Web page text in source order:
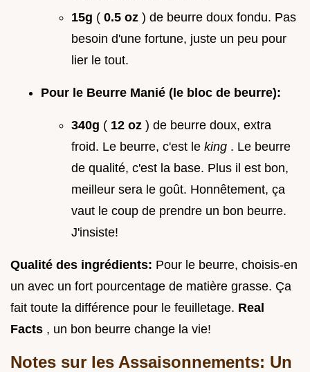
15g ( 0.5 oz ) de beurre doux fondu. Pas
besoin d'une fortune, juste un peu pour
lier le tout.
Pour le Beurre Manié (le bloc de beurre):
340g ( 12 oz ) de beurre doux, extra
froid. Le beurre, c'est le king . Le beurre
de qualité, c'est la base. Plus il est bon,
meilleur sera le goût. Honnêtement, ça
vaut le coup de prendre un bon beurre.
J'insiste!
Qualité des ingrédients: Pour le beurre, choisis-en
un avec un fort pourcentage de matière grasse. Ça
fait toute la différence pour le feuilletage. Real
Facts , un bon beurre change la vie!
Notes sur les Assaisonnements: Un